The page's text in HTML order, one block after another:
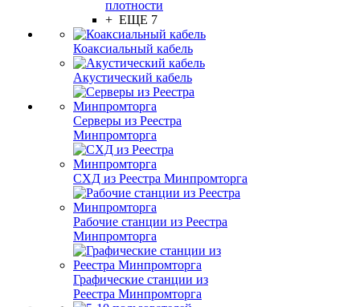
плотности
+ ЕЩЕ 7
Коаксиальный кабель
Акустический кабель
Серверы из Реестра
Минпромторга
СХД из Реестра Минпромторга
Рабочие станции из Реестра
Минпромторга
Графические станции из
Реестра Минпромторга